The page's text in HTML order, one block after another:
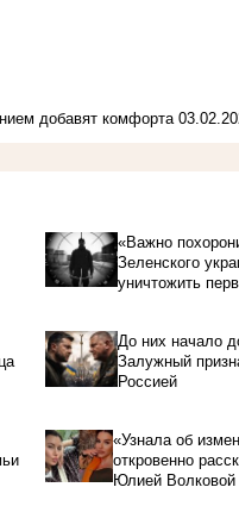
добавят комфорта
«Важно
Зеленского
уничтожить
До них начало
Залужный
Россией
«Узнала об
откровенно
Юлией Волковой